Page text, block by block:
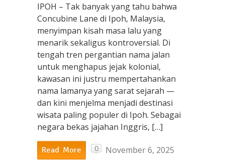
IPOH – Tak banyak yang tahu bahwa
Concubine Lane di Ipoh, Malaysia,
menyimpan kisah masa lalu yang
menarik sekaligus kontroversial. Di
tengah tren pergantian nama jalan
untuk menghapus jejak kolonial,
kawasan ini justru mempertahankan
nama lamanya yang sarat sejarah —
dan kini menjelma menjadi destinasi
wisata paling populer di Ipoh. Sebagai
negara bekas jajahan Inggris, […]
Read More 0 November 6, 2025